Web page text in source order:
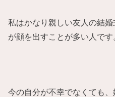
私はかなり親しい友人の結
が顔を出すことが多い人です
今の自分が不幸でなくても